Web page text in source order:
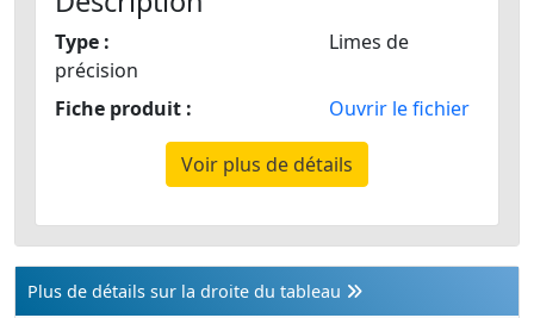
Type :
Limes de
précision
Fiche produit :
Ouvrir le fichier
Voir plus de détails
Plus de détails sur la droite du tableau